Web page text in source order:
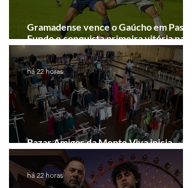
Gramadense vence o Gaúcho em Passo
Fundo e conquista primeira vitória na
Série A2
Bazar Amigos da Mente Viva inicia
arrecadação em Gramado e Canela
há 22 horas
há 22 horas